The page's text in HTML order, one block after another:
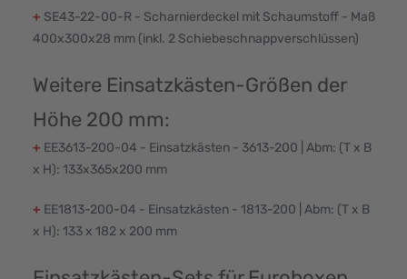
+ SE43-22-00-R - Scharnierdeckel mit Schaumstoff - Maß
400x300x28 mm (inkl. 2 Schiebeschnappverschlüssen)
Weitere Einsatzkästen-Größen der
Höhe 200 mm:
+ EE3613-200-04 - Einsatzkästen - 3613-200 | Abm: (T x B
x H): 133x365x200 mm
+ EE1813-200-04 - Einsatzkästen - 1813-200 | Abm: (T x B
x H): 133 x 182 x 200 mm